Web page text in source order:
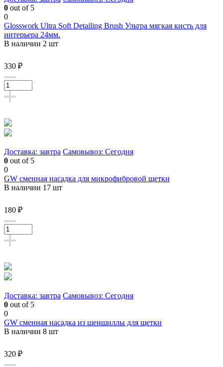
0 out of 5
0
Glosswork Ultra Soft Detailing Brush Ультра мягкая кисть для
интерьера 24мм.
В наличии 2 шт
330 ₽
Доставка: завтра Самовывоз: Сегодня
0 out of 5
0
GW сменная насадка для микрофибровой щетки
В наличии 17 шт
180 ₽
Доставка: завтра Самовывоз: Сегодня
0 out of 5
0
GW сменная насадка из шеншиллы для щетки
В наличии 8 шт
320 ₽